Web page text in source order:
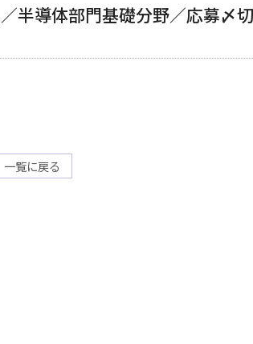
半導体部門基礎分野／応募〆切
一覧に戻る